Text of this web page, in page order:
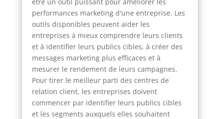
performances marketing d'une entreprise. Les
outils disponibles peuvent aider les
entreprises à mieux comprendre leurs clients
et à identifier leurs publics cibles, à créer des
messages marketing plus efficaces et à
mesurer le rendement de leurs campagnes.
Pour tirer le meilleur parti des centres de
relation client, les entreprises doivent
commencer par identifier leurs publics cibles
et les segments auxquels elles souhaitent